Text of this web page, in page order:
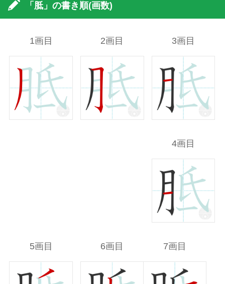
「胝」の書き順(画数)
1画目 2画目 3画目
4画目
5画目 6画目 7画目